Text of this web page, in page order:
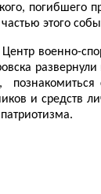
погибшего
этого
военно-
и средств